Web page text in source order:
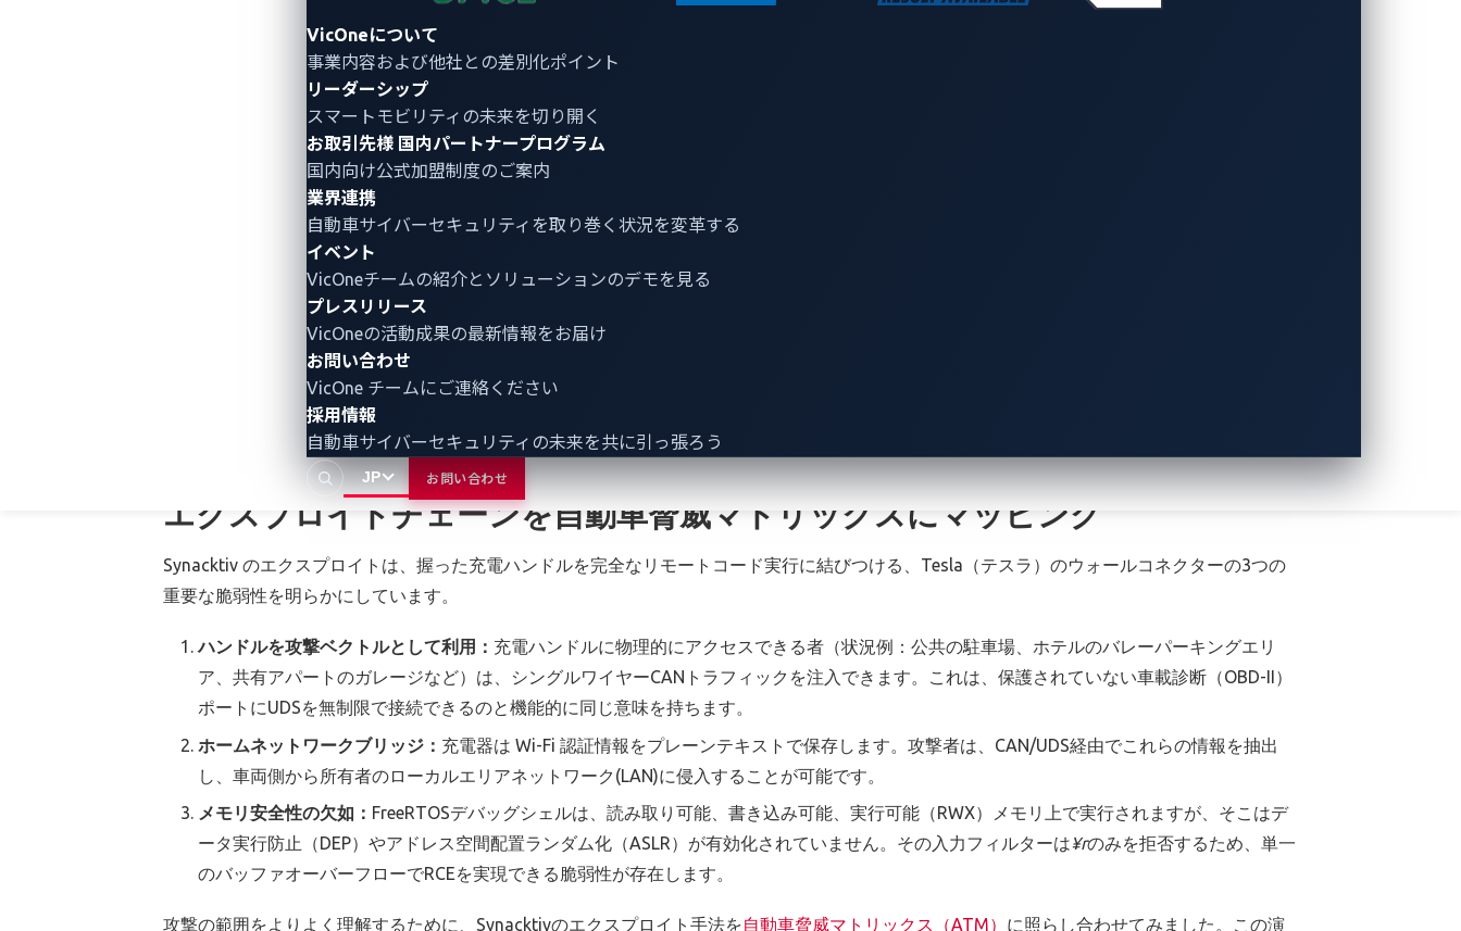
VicOneについて
事業内容および他社との差別化ポイント
リーダーシップ
スマートモビリティの未来を切り開く
お取引先様 国内パートナープログラム
国内向け公式加盟制度のご案内
業界連携
自動車サイバーセキュリティ を取り巻く状況を変革する
イベント
VicOneチームの紹介とソリューションのデモを見る
プレスリリース
VicOneの活動成果の最新情報をお届け
お問い合わせ
VicOne チームにご連絡ください
採用情報
自動車サイバーセキュリティの未来を共に引っ張ろう
JP お問い合わせ
図1. Teslaウォールコネクターに対してリモートコード実行を行うために使用される攻撃チェーン
エクスプロイトチェーンを自動車脅威マトリックスにマッピング
Synacktiv のエクスプロイトは、握った充電ハンドルを完全なリモートコード実行に結びつける、Tesla（テスラ）のウォールコネクターの3つの
重要な脆弱性を明らかにしています。
ハンドルを攻撃ベクトルとして利用： 充電ハンドルに物理的にアクセスできる者（状況例：公共の駐車場、ホテルのバレーパーキングエリ
ア、共有アパートのガレージなど）は、シングルワイヤーCANトラフィックを注入できます。これは、保護されていない車載診断（OBD-II）
ポートにUDSを無制限で接続できるのと機能的に同じ意味を持ちます。
ホームネットワークブリッジ： 充電器は Wi-Fi 認証情報をプレーンテキストで保存します。攻撃者は、CAN/UDS経由でこれらの情報を抽出
し、車両側から所有者のローカルエリアネットワーク(LAN)に侵入することが可能です。
メモリ安全性の欠如： FreeRTOSデバッグシェルは、読み取り可能、書き込み可能、実行可能（RWX）メモリ上で実行されますが、そこはデ
ータ実行防止（DEP）やアドレス空間配置ランダム化（ASLR）が有効化されていません。その入力フィルターは¥rのみを拒否するため、単一
のバッファオーバーフローでRCEを実現できる脆弱性が存在します。
攻撃の範囲をよりよく理解するために、Synacktivのエクスプロイト手法を自動車脅威マトリックス（ATM） に照らし合わせてみました。この演